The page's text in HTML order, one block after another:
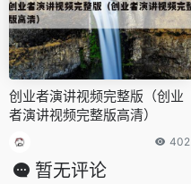
创业者演讲视频完整版（创业
者演讲视频完整版高清）
402
暂无评论